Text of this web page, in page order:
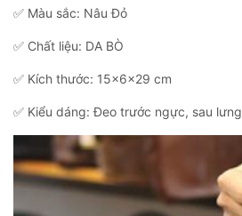
✅ Màu sắc: Nâu Đỏ
✅ Chất liệu: DA BÒ
✅ Kích thước: 15x6x29 cm
✅ Kiểu dáng: Đeo trước ngực, sau lưng